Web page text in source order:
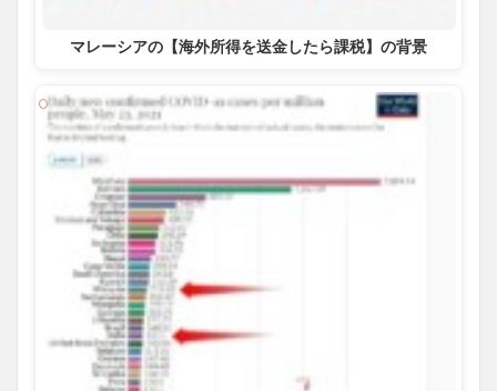
マレーシアの【海外所得を送金したら課税】の背景